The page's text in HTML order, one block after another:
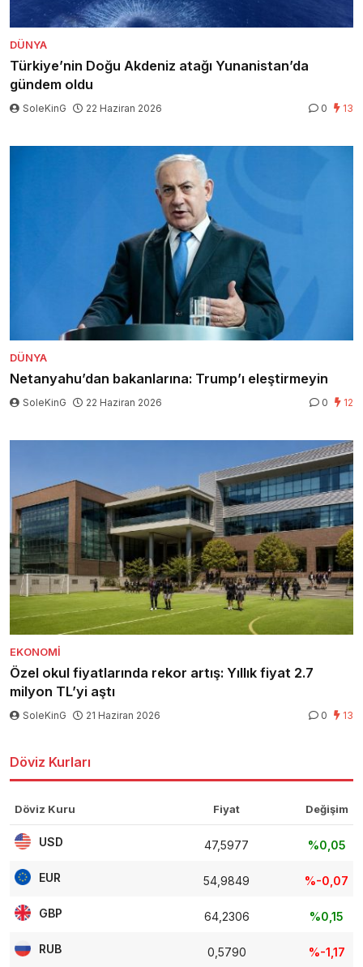
DÜNYA
Türkiye’nin Doğu Akdeniz atağı Yunanistan’da
gündem oldu
SoleKinG 22 Haziran 2026 0 13
DÜNYA
Netanyahu’dan bakanlarına: Trump’ı eleştirmeyin
SoleKinG 22 Haziran 2026 0 12
EKONOMI
Özel okul fiyatlarında rekor artış: Yıllık fiyat 2.7
milyon TL’yi aştı
SoleKinG 21 Haziran 2026 0 13
Döviz Kurları
Döviz Kuru Fiyat Değişim
USD 47,5977 %0,05
EUR 54,9849 %-0,07
GBP 64,2306 %0,15
RUB 0,5790 %-1,17